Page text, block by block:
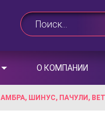
О КОМПАНИИ
АМБРА, ШИНУС, ПАЧУЛИ,